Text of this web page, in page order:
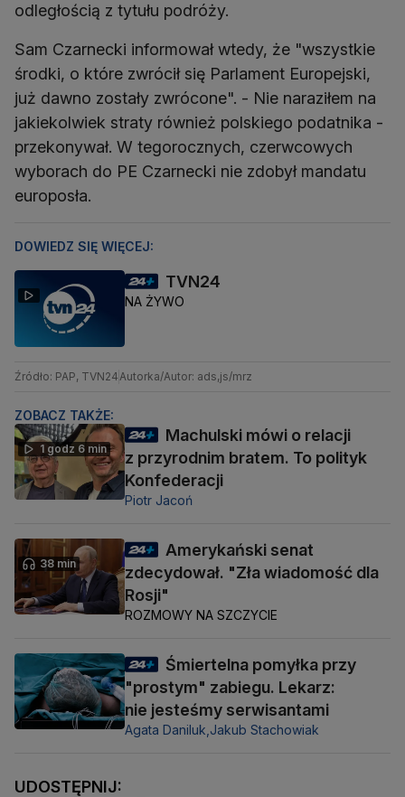
odległością z tytułu podróży.
Sam Czarnecki informował wtedy, że "wszystkie
środki, o które zwrócił się Parlament Europejski,
już dawno zostały zwrócone". - Nie naraziłem na
jakiekolwiek straty również polskiego podatnika -
przekonywał. W tegorocznych, czerwcowych
wyborach do PE Czarnecki nie zdobył mandatu
europosła.
DOWIEDZ SIĘ WIĘCEJ:
TVN24
NA ŻYWO
Źródło: PAP, TVN24 Autorka/Autor: ads,js/mrz
ZOBACZ TAKŻE:
1 godz 6 min
Machulski mówi o relacji
z przyrodnim bratem. To polityk
Konfederacji
Piotr Jacoń
38 min
Amerykański senat
zdecydował. "Zła wiadomość dla
Rosji"
ROZMOWY NA SZCZYCIE
Śmiertelna pomyłka przy
"prostym" zabiegu. Lekarz:
nie jesteśmy serwisantami
Agata Daniluk, Jakub Stachowiak
UDOSTĘPNIJ: